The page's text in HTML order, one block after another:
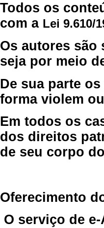
Todos os
com a Lei 9.610/
Os autores
seja por meio
De sua parte
forma violem
Em todos os
dos direitos
de seu corpo
Oferecimento
O serviço de